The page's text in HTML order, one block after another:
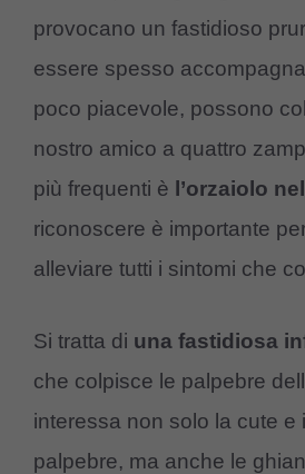
provocano un fastidioso
essere spesso
poco piacevole, possono
nostro amico a quattro
più frequenti è l’orzaiolo
riconoscere è importante
alleviare tutti i sintomi che
Si tratta di una fastidiosa
che colpisce le palpebre
interessa non solo la cute e
palpebre, ma anche le